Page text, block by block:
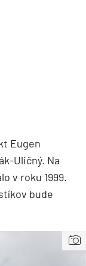
Eugen
Uličný. Na
v roku 1999.
bude